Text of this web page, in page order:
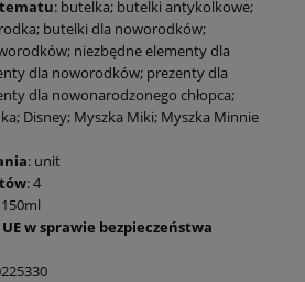
tematu: butelka; butelki antykolkowe;
butelki dla noworodków;
niezbędne elementy dla
dla noworodków; prezenty dla
dla nowonarodzonego chłopca;
Disney; Myszka Miki; Myszka Minnie
: unit
: 4
w sprawie bezpieczeństwa